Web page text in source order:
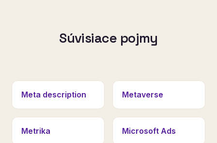
Súvisiace pojmy
Meta description Metaverse
Metrika Microsoft Ads